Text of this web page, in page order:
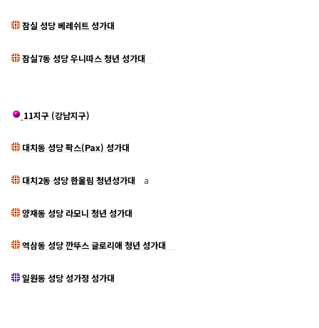
잠실 성당 베레쉬트 성가대
잠실7동 성당 우니따스 청년 성가대
11지구 (강남지구)
대치동 성당 팍스(Pax) 성가대
대치2동 성당 한울림 청년성가대 a
양재동 성당 라모니 청년 성가대
역삼동 성당 깐뚜스 글로리애 청년 성가대
일원동 성당 성가정 성가대